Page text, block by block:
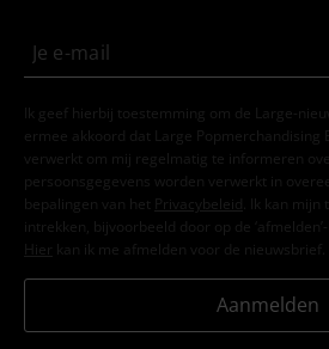
Ik geef hierbij toestemming om de Large-
ermee akkoord dat Large Popmerchandising
verwerkt om mij regelmatig te informeren
persoonsgegevens worden verwerkt in
bepalingen van het
Privacybeleid . Ik kan
intrekken, bijvoorbeeld door op de ‘afmelden’-
Hier kan ik me afmelden voor de nieuwsbrief.
Aanmelden